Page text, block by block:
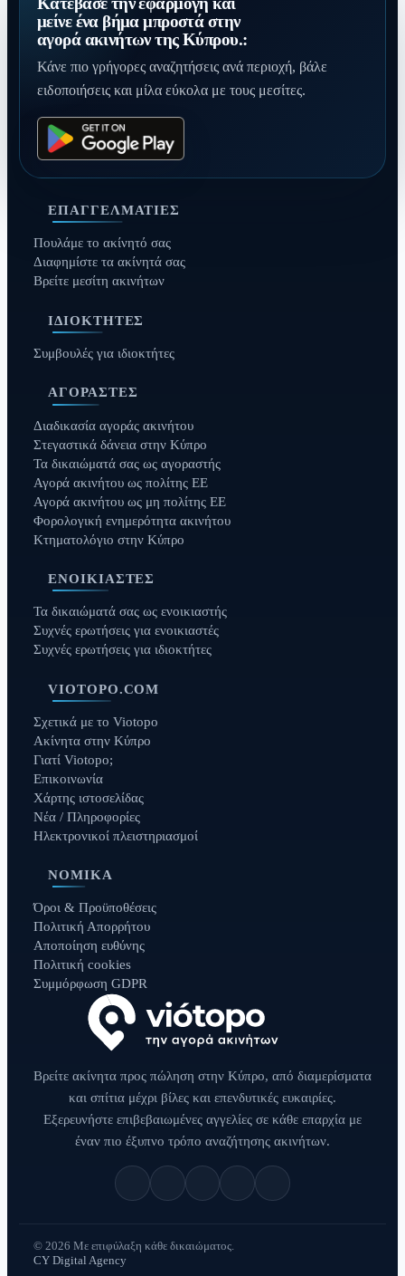
μείνε ένα βήμα μπροστά στην
αγορά ακινήτων της Κύπρου.:
Κάνε πιο γρήγορες αναζητήσεις ανά περιοχή, βάλε
ειδοποιήσεις και μίλα εύκολα με τους μεσίτες.
ΕΠΑΓΓΕΛΜΑΤΊΕΣ
Πουλάμε το ακίνητό σας
Διαφημίστε τα ακίνητά σας
Βρείτε μεσίτη ακινήτων
ΙΔΙΟΚΤΉΤΕΣ
Συμβουλές για ιδιοκτήτες
ΑΓΟΡΑΣΤΈΣ
Διαδικασία αγοράς ακινήτου
Στεγαστικά δάνεια στην Κύπρο
Τα δικαιώματά σας ως αγοραστής
Αγορά ακινήτου ως πολίτης ΕΕ
Αγορά ακινήτου ως μη πολίτης ΕΕ
Φορολογική ενημερότητα ακινήτου
Κτηματολόγιο στην Κύπρο
ΕΝΟΙΚΙΑΣΤΈΣ
Τα δικαιώματά σας ως ενοικιαστής
Συχνές ερωτήσεις για ενοικιαστές
Συχνές ερωτήσεις για ιδιοκτήτες
VIOTOPO.COM
Σχετικά με το Viotopo
Ακίνητα στην Κύπρο
Γιατί Viotopo;
Επικοινωνία
Χάρτης ιστοσελίδας
Νέα / Πληροφορίες
Ηλεκτρονικοί πλειστηριασμοί
ΝΟΜΙΚΆ
Όροι & Προϋποθέσεις
Πολιτική Απορρήτου
Αποποίηση ευθύνης
Πολιτική cookies
Συμμόρφωση GDPR
Βρείτε ακίνητα προς πώληση στην Κύπρο, από διαμερίσματα
και σπίτια μέχρι βίλες και επενδυτικές ευκαιρίες.
Εξερευνήστε επιβεβαιωμένες αγγελίες σε κάθε επαρχία με
έναν πιο έξυπνο τρόπο αναζήτησης ακινήτων.
© 2026 Με επιφύλαξη κάθε δικαιώματος.
CY Digital Agency